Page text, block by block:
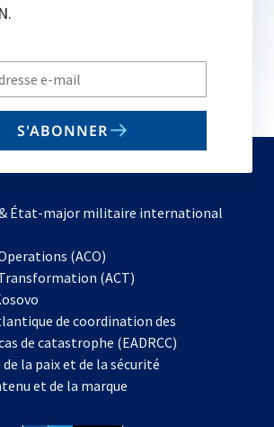
S'ABONNER
État-major militaire international
(ACO)
(ACT)
dans
un
nouvel
onglet
de coordination des
de catastrophe (EADRCC)
de la paix et de la sécurité
et de la marque